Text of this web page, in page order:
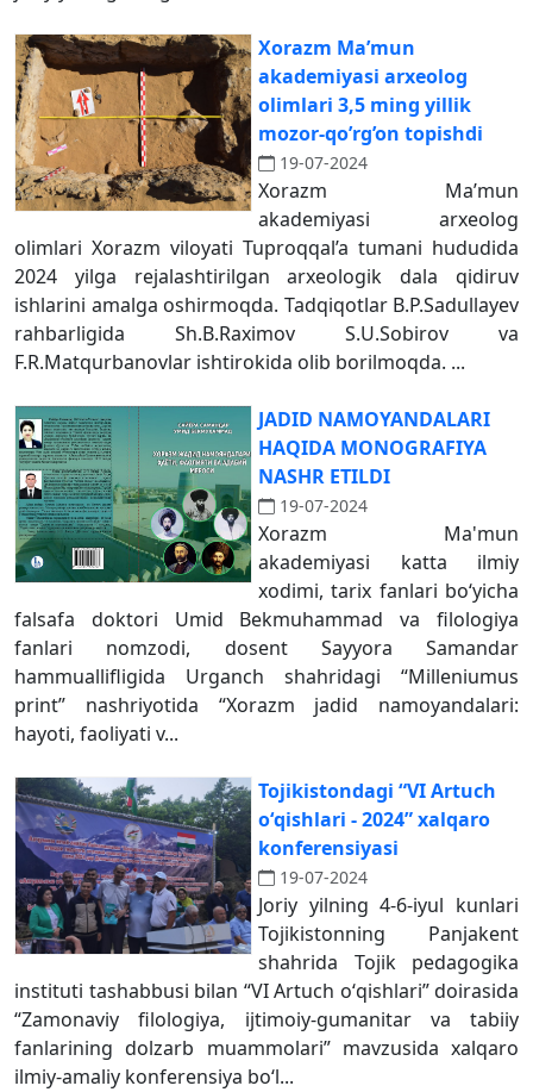
Хorazm Ma’mun
akademiyasi arxeolog
olimlari 3,5 ming yillik
mozor-qo’rg’on topishdi
19-07-2024
Хorazm Ma’mun
akademiyasi arxeolog
olimlari Xorazm viloyati Tuproqqal’a tumani hududida
2024 yilga rejalashtirilgan arxeologik dala qidiruv
ishlarini amalga oshirmoqda. Tadqiqotlar B.P.Sadullayev
rahbarligida Sh.B.Raximov S.U.Sobirov va
F.R.Matqurbanovlar ishtirokida olib borilmoqda. ...
JADID NAMOYANDALARI
HAQIDA MONOGRAFIYA
NASHR ETILDI
19-07-2024
Xorazm Ma'mun
akademiyasi katta ilmiy
xodimi, tarix fanlari bo‘yicha
falsafa doktori Umid Bekmuhammad va filologiya
fanlari nomzodi, dosent Sayyora Samandar
hammuallifligida Urganch shahridagi “Milleniumus
print” nashriyotida “Xorazm jadid namoyandalari:
hayoti, faoliyati v...
Tojikistondagi “VI Artuch
oʻqishlari - 2024” xalqaro
konferensiyasi
19-07-2024
Joriy yilning 4-6-iyul kunlari
Tojikistonning Panjakent
shahrida Tojik pedagogika
instituti tashabbusi bilan “VI Artuch oʻqishlari” doirasida
“Zamonaviy filologiya, ijtimoiy-gumanitar va tabiiy
fanlarining dolzarb muammolari” mavzusida xalqaro
ilmiy-amaliy konferensiya boʻl...